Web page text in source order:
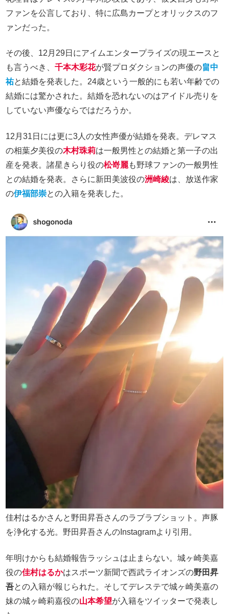
ファンを公言しており、特に広島カープとオリックスのフ
ァンだった。
その後、12月29日にアイムエンタープライズの現エースと
も言うべき、 千本木彩花が賢プロダクションの声優の畠中
祐と結婚を発表した。24歳という一般的にも若い年齢での
結婚には驚かされた。結婚を恐れないのはアイドル売りを
していない声優ならではだろうか。
12月31日には更に3人の女性声優が結婚を発表。デレマス
の相葉夕美役の木村珠莉は一般男性との結婚と第一子の出
産を発表。諸星きらり役の松嵜麗も野球ファンの一般男性
との結婚を発表。さらに新田美波役の洲崎綾は、放送作家
の伊福部崇との入籍を発表した。
佳村はるかさんと野田昇吾さんのラブラブショット。声豚
を浄化する光。野田昇吾さんのInstagramより引用。
年明けからも結婚報告ラッシュは止まらない。城ヶ崎美嘉
役の佳村はるかはスポーツ新聞で西武ライオンズの野田昇
吾との入籍が報じられた。そしてデレステで城ヶ崎美嘉の
妹の城ヶ崎莉嘉役の山本希望が入籍をツイッターで発表し